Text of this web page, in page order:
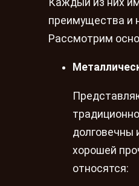
преимущества и
Рассмотрим
долговечны
хорошей
относятся: